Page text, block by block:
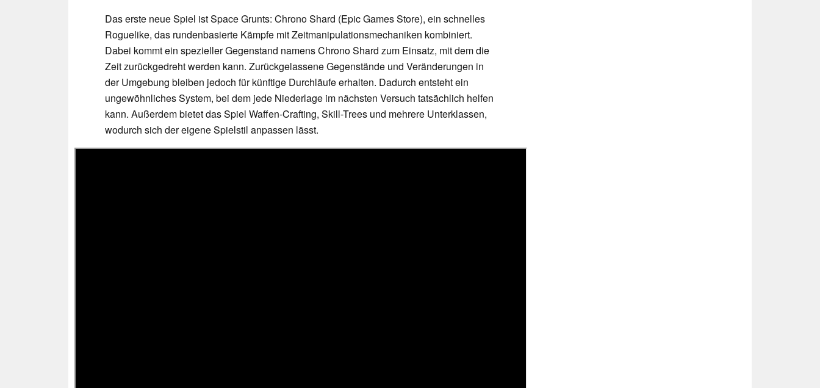
Das erste neue Spiel ist Space Grunts: Chrono Shard (Epic Games Store), ein schnelles
Roguelike, das rundenbasierte Kämpfe mit Zeitmanipulationsmechaniken kombiniert.
Dabei kommt ein spezieller Gegenstand namens Chrono Shard zum Einsatz, mit dem die
Zeit zurückgedreht werden kann. Zurückgelassene Gegenstände und Veränderungen in
der Umgebung bleiben jedoch für künftige Durchläufe erhalten. Dadurch entsteht ein
ungewöhnliches System, bei dem jede Niederlage im nächsten Versuch tatsächlich helfen
kann. Außerdem bietet das Spiel Waffen-Crafting, Skill-Trees und mehrere Unterklassen,
wodurch sich der eigene Spielstil anpassen lässt.